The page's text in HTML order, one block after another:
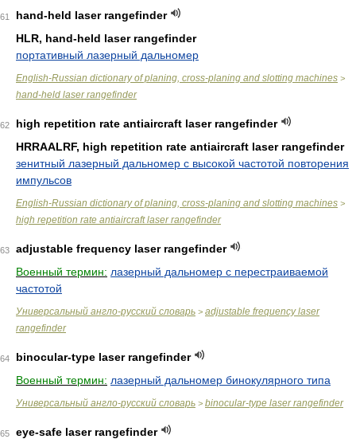
61
hand-held laser rangefinder
HLR, hand-held laser rangefinder
портативный лазерный дальномер
English-Russian dictionary of planing, cross-planing and slotting machines >
hand-held laser rangefinder
62
high repetition rate antiaircraft laser rangefinder
HRRAALRF, high repetition rate antiaircraft laser rangefinder
зенитный лазерный дальномер с высокой частотой повторения
импульсов
English-Russian dictionary of planing, cross-planing and slotting machines >
high repetition rate antiaircraft laser rangefinder
63
adjustable frequency laser rangefinder
Военный термин: лазерный дальномер с перестраиваемой
частотой
Универсальный англо-русский словарь > adjustable frequency laser
rangefinder
64
binocular-type laser rangefinder
Военный термин: лазерный дальномер бинокулярного типа
Универсальный англо-русский словарь > binocular-type laser rangefinder
65
eye-safe laser rangefinder